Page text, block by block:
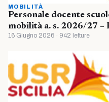
MOBILITÀ
Personale docente
mobilità a. s. 2026/27
16 Giugno 2026 · 942 letture